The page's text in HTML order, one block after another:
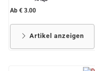
Ab € 3.00
Artikel anzeigen